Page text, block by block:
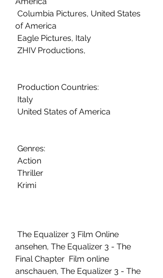
of America
Eagle Pictures, Italy
ZHIV Productions,
Production Countries:
Italy
United States of America
Genres:
Action
Thriller
Krimi
ansehen, The Equalizer 3 - The
Final Chapter  Film online
anschauen, The Equalizer 3 - The